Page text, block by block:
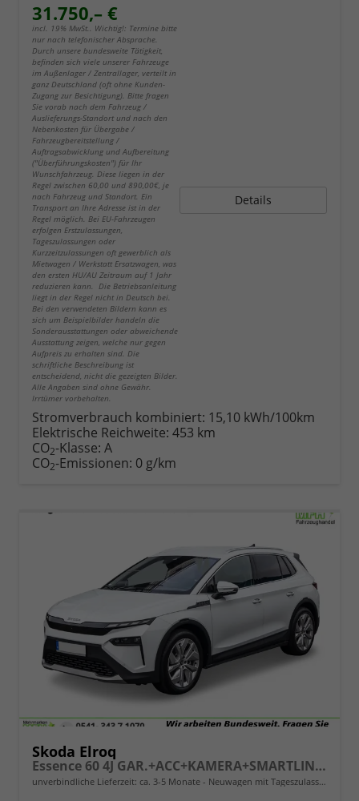
31.750,– €
incl. 19% MwSt.. Wichtig!: Termine bitte
nur nach telefonischer Absprache.
Durch unsere bundesweite Tätigkeit,
befinden sich viele unserer Fahrzeuge
im Außenlager / Zentrallager, verteilt in
ganz Deutschland (oft ohne Kunden-
Zugang zur Besichtigung). Bitte fragen
Sie vorab nach dem Fahrzeug /
Auslieferungs-Standort und nach den
Nebenkosten für Übergabe /
Fahrzeugbereitstellung /
Auftragsabwicklung und Aufbereitung
("Überführungskosten") für Ihr
Wunschfahrzeug. Diese liegen in der
Regel zwischen 60,00 und 890,00€, je
nach Fahrzeug und Standort. Ein
Transport an Ihre Adresse ist in der
Regel möglich. Bei EU-Fahrzeugen
erfolgen Erstzulassungen,
Tageszulassungen oder
Kurzzeitzulassungen oft gewerblich als
Mietwagen / Werkstatt Ersatzwagen, was
den ersten HU/AU Zeitraum auf 1 Jahr
reduzieren kann. Die Betriebsanleitung
liegt in der Regel nicht in Deutsch bei.
Bei den verwendeten Bildern kann es
sich um Beispielbilder handeln die
Sonderausstattungen oder abweichende
Ausstattung zeigen, welche nur gegen
Aufpreis zu erhalten sind. Die
schriftliche Beschreibung ist
entscheidend, nicht die gezeigten Bilder.
Alle Angaben sind ohne Gewähr.
Irrtümer vorbehalten.
Details
Stromverbrauch kombiniert: 15,10 kWh/100km
Elektrische Reichweite: 453 km
CO2-Klasse: A
CO2-Emissionen: 0 g/km
Skoda Elroq
Essence 60 4J GAR.+ACC+KAMERA+SMARTLINK+KLIMA+LED
unverbindliche Lieferzeit: ca. 3-5 Monate Neuwagen mit Tageszulassung